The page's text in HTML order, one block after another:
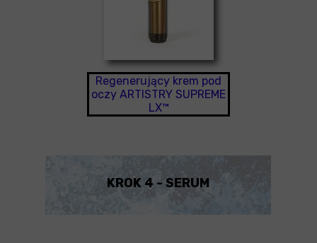
Regenerujący krem pod
oczy ARTISTRY SUPREME
LX™
KROK 4 - SERUM